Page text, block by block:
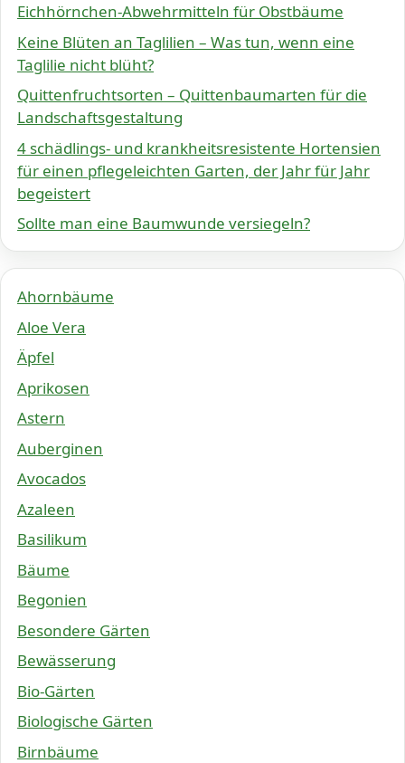
Eichhörnchen-Abwehrmitteln für Obstbäume
Keine Blüten an Taglilien – Was tun, wenn eine
Taglilie nicht blüht?
Quittenfruchtsorten – Quittenbaumarten für die
Landschaftsgestaltung
4 schädlings- und krankheitsresistente Hortensien
für einen pflegeleichten Garten, der Jahr für Jahr
begeistert
Sollte man eine Baumwunde versiegeln?
Ahornbäume
Aloe Vera
Äpfel
Aprikosen
Astern
Auberginen
Avocados
Azaleen
Basilikum
Bäume
Begonien
Besondere Gärten
Bewässerung
Bio-Gärten
Biologische Gärten
Birnbäume